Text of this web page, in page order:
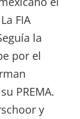
FIA
la
por el
PREMA.
y